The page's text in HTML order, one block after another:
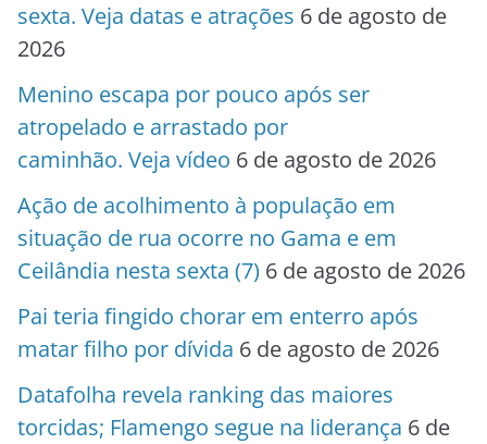
sexta. Veja datas e atrações 6 de agosto de
2026
Menino escapa por pouco após ser
atropelado e arrastado por
caminhão. Veja vídeo 6 de agosto de 2026
Ação de acolhimento à população em
situação de rua ocorre no Gama e em
Ceilândia nesta sexta (7) 6 de agosto de 2026
Pai teria fingido chorar em enterro após
matar filho por dívida 6 de agosto de 2026
Datafolha revela ranking das maiores
torcidas; Flamengo segue na liderança 6 de